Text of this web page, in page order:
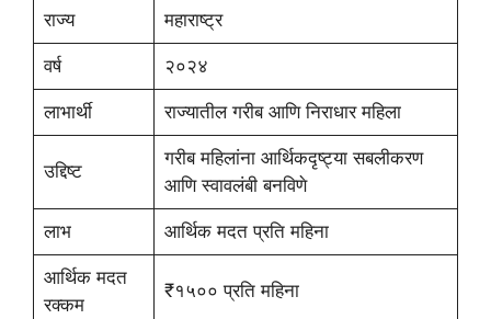
राज्य महाराष्ट्र
वर्ष २०२४
लाभार्थी राज्यातील गरीब आणि निराधार महिला
उद्दिष्ट
गरीब महिलांना आर्थिकदृष्ट्या सबलीकरण
आणि स्वावलंबी बनविणे
लाभ आर्थिक मदत प्रति महिना
आर्थिक मदत
रक्कम
₹१५०० प्रति महिना